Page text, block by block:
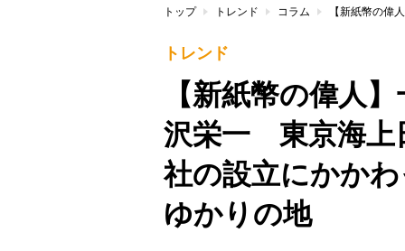
トップ トレンド コラム
トレンド
【新紙幣の偉人
沢栄一 東京海上
社の設立にかか
ゆかりの地